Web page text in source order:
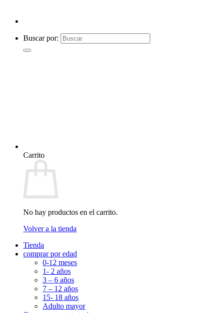
Buscar por:
Carrito
No hay productos en el carrito.
Volver a la tienda
Tienda
comprar por edad
0-12 meses
1- 2 años
3 – 6 años
7 – 12 años
15- 18 años
Adulto mayor